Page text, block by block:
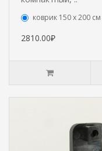
коврик 150 х 200 см
2810.00₽